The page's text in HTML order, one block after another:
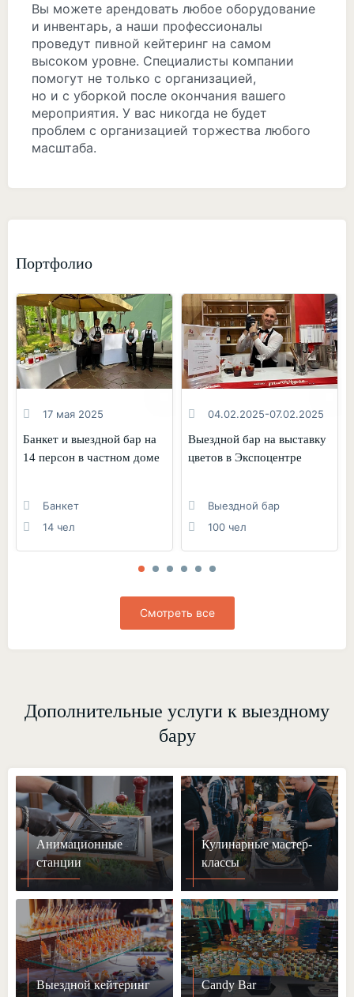
Вы можете арендовать любое оборудование
и инвентарь, а наши профессионалы
проведут пивной кейтеринг на самом
высоком уровне. Специалисты компании
помогут не только с организацией,
но и с уборкой после окончания вашего
мероприятия. У вас никогда не будет
проблем с организацией торжества любого
масштаба.
Портфолио
17 мая 2025
Банкет и выездной бар на
14 персон в частном доме
Банкет
14 чел
04.02.2025-07.02.2025
Выездной бар на выставку
цветов в Экспоцентре
Выездной бар
100 чел
Смотреть все
Дополнительные услуги к выездному
бару
Анимационные
станции
Кулинарные мастер-
классы
Выездной кейтеринг Candy Bar